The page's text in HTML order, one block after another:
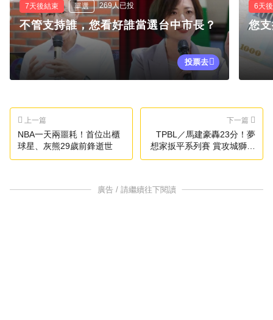
7天後結束 單選 269人已投
不管支持誰，您看好誰當選台中市長？
投票去
6天
您
上一篇
NBA一天兩噩耗！首位出櫃
球星、灰熊29歲前鋒逝世
下一篇
TPBL／馬建豪轟23分！夢
想家扳平系列賽 賞攻城獅悲
情紀錄
廣告 / 請繼續往下閱讀